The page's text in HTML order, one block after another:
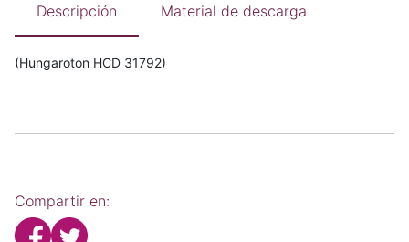
Descripción Material de descarga
(Hungaroton HCD 31792)
Compartir en: